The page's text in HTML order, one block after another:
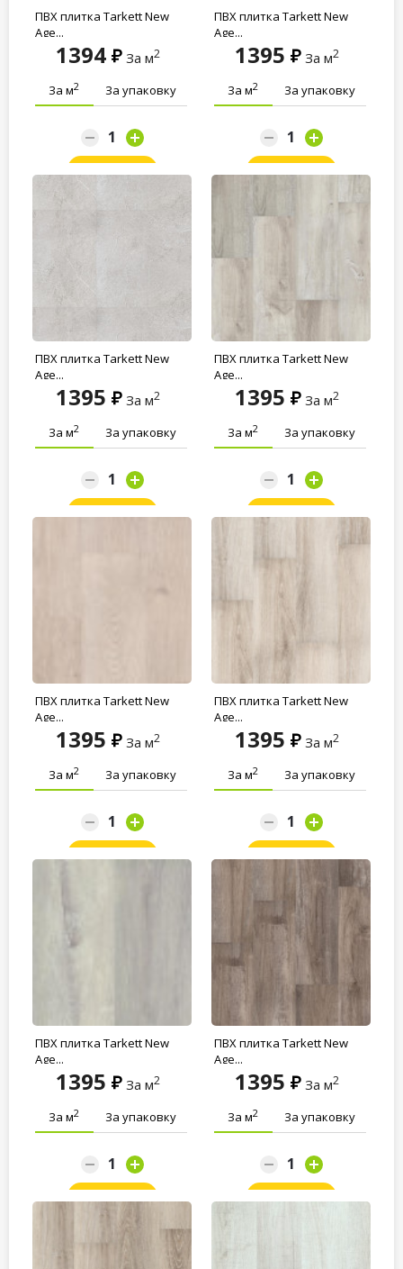
ПВХ плитка Tarkett New
Age...
1394 За м2
За м2 За упаковку
Заказать
ПВХ плитка Tarkett New
Age...
1395 За м2
За м2 За упаковку
Заказать
ПВХ плитка Tarkett New
Age...
1395 За м2
За м2 За упаковку
Заказать
ПВХ плитка Tarkett New
Age...
1395 За м2
За м2 За упаковку
Заказать
ПВХ плитка Tarkett New
Age...
1395 За м2
За м2 За упаковку
Заказать
ПВХ плитка Tarkett New
Age...
1395 За м2
За м2 За упаковку
Заказать
ПВХ плитка Tarkett New
Age...
1395 За м2
За м2 За упаковку
Заказать
ПВХ плитка Tarkett New
Age...
1395 За м2
За м2 За упаковку
Заказать